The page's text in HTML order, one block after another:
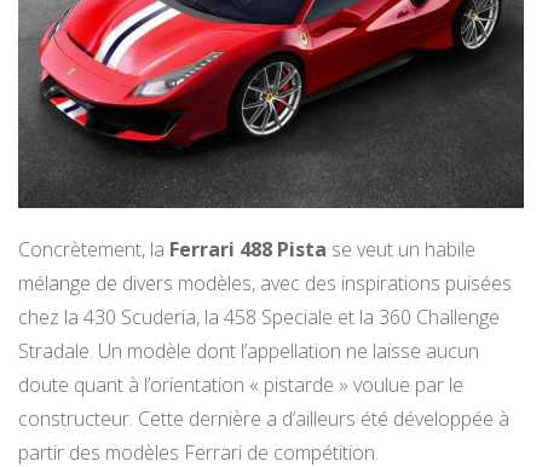
Concrètement, la Ferrari 488 Pista se veut un habile
mélange de divers modèles, avec des inspirations puisées
chez la 430 Scuderia, la 458 Speciale et la 360 Challenge
Stradale. Un modèle dont l’appellation ne laisse aucun
doute quant à l’orientation « pistarde » voulue par le
constructeur. Cette dernière a d’ailleurs été développée à
partir des modèles Ferrari de compétition.